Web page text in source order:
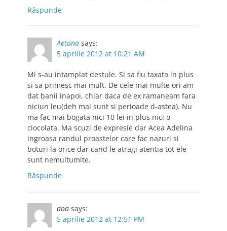
Răspunde
Aetana says:
5 aprilie 2012 at 10:21 AM
Mi s-au intamplat destule. Si sa fiu taxata in plus
si sa primesc mai mult. De cele mai multe ori am
dat banii inapoi, chiar daca de ex ramaneam fara
niciun leu(deh mai sunt si perioade d-astea). Nu
ma fac mai bogata nici 10 lei in plus nici o
ciocolata. Ma scuzi de expresie dar Acea Adelina
ingroasa randul proastelor care fac nazuri si
boturi la orice dar cand le atragi atentia tot ele
sunt nemultumite.
Răspunde
ana says:
5 aprilie 2012 at 12:51 PM